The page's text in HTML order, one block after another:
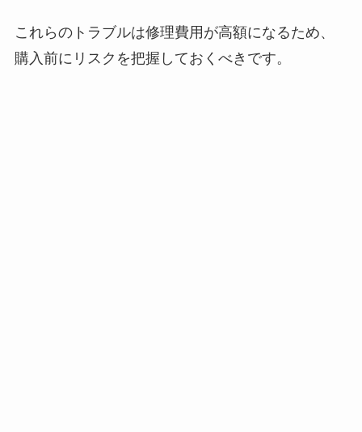
これらのトラブルは修理費用が高額になるため、
購入前にリスクを把握しておくべきです。